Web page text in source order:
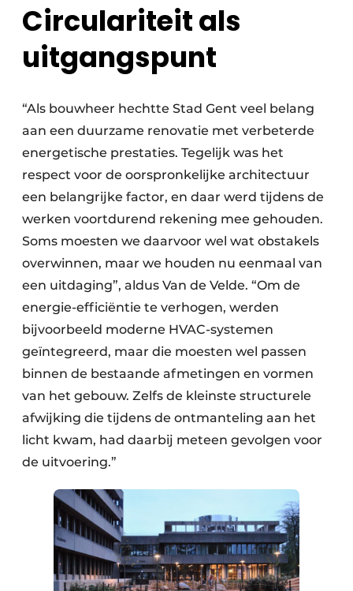
Circulariteit als
uitgangspunt
“Als bouwheer hechtte Stad Gent veel belang
aan een duurzame renovatie met verbeterde
energetische prestaties. Tegelijk was het
respect voor de oorspronkelijke architectuur
een belangrijke factor, en daar werd tijdens de
werken voortdurend rekening mee gehouden.
Soms moesten we daarvoor wel wat obstakels
overwinnen, maar we houden nu eenmaal van
een uitdaging”, aldus Van de Velde. “Om de
energie-efficiëntie te verhogen, werden
bijvoorbeeld moderne HVAC-systemen
geïntegreerd, maar die moesten wel passen
binnen de bestaande afmetingen en vormen
van het gebouw. Zelfs de kleinste structurele
afwijking die tijdens de ontmanteling aan het
licht kwam, had daarbij meteen gevolgen voor
de uitvoering.”